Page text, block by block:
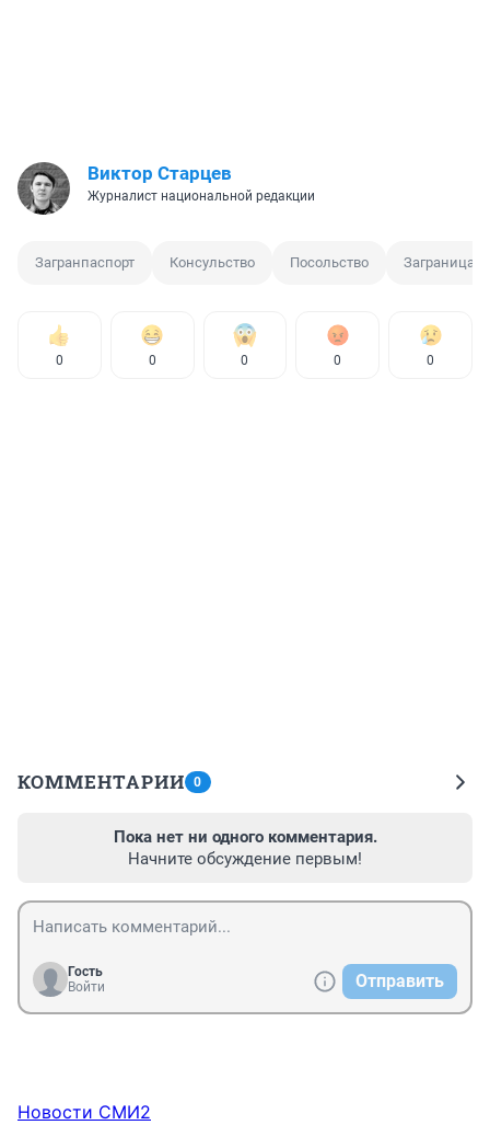
Виктор Старцев
Журналист национальной редакции
Загранпаспорт Консульство Посольство Заграница
0 0 0 0 0
КОММЕНТАРИИ 0
Пока нет ни одного комментария.
Начните обсуждение первым!
Гость
Войти
Отправить
Новости СМИ2